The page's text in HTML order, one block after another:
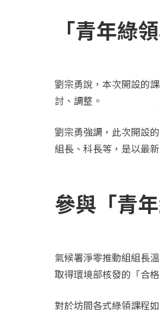
「青年綠
劉宗勇說，本次開設的
討、調整。
劉宗勇強調，此次開設
組長、科長等，是以最
參與「青
氣候署淨零推動組組長
取得環境部核發的「合
對於坊間各式綠領課程